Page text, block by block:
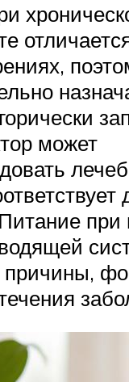
может
причины,